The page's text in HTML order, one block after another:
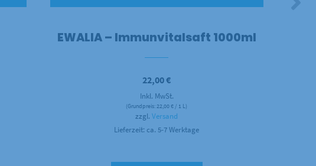
EWALIA – Immunvitalsaft 1000ml
22,00€
Inkl. MwSt.
(Grundpreis:22,00 € / 1 L)
zzgl.Versand
Lieferzeit: ca. 5-7 Werktage